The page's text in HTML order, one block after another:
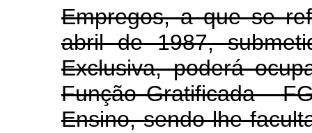
Empregos, a que se
abril de 1987,
Exclusiva, poderá
Função Gratificada -
Ensino, sendo-lhe